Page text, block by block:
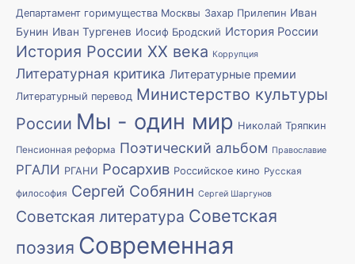
Департамент горимущества Москвы Захар Прилепин Иван
Бунин Иван Тургенев Иосиф Бродский История России
История России XX века Коррупция
Литературная критика Литературные премии
Литературный перевод Министерство культуры
России Мы - один мир Николай Тряпкин
Пенсионная реформа Поэтический альбом Православие
РГАЛИ РГАНИ Росархив Российское кино Русская
философия Сергей Собянин Сергей Шаргунов
Советская литература Советская
поэзия Современная